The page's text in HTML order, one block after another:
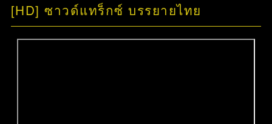
[HD] ซาวด์แทร็กซ์ บรรยายไทย